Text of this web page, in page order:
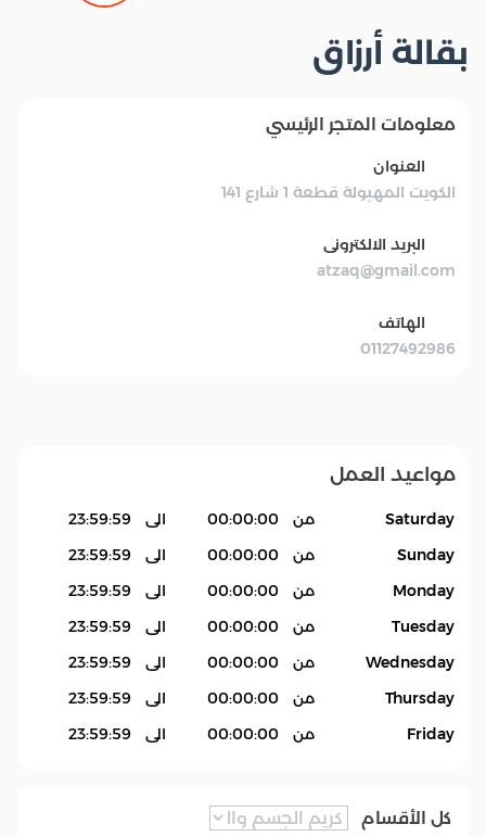
بقالة أرزاق
معلومات المتجر الرئيسي
العنوان
الكويت المهبولة قطعة 1 شارع 141
البريد الالكترونى
atzaq@gmail.com
الهاتف
01127492986
مواعيد العمل
Saturday من 00:00:00 الى
23:59:59
Sunday
من 00:00:00 الى
23:59:59
Monday
من 00:00:00 الى
23:59:59
Tuesday
من 00:00:00 الى
23:59:59
Wednesday
من 00:00:00 الى
23:59:59
Thursday
من 00:00:00 الى
23:59:59
Friday
من 00:00:00 الى 23:59:59
كل الأقسام